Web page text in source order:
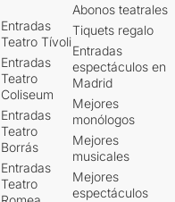
Entradas
Teatro Tívoli
Entradas
Teatro
Coliseum
Entradas
Teatro
Borrás
Entradas
Teatro
Abonos teatrales
Tiquets regalo
Entradas
espectáculos en
Madrid
Mejores
monólogos
Mejores
musicales
Mejores
espectáculos